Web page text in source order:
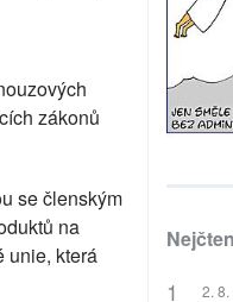
zákonů
se členským
na
unie, která
2.